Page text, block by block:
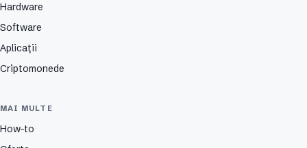
Hardware
Software
Aplicații
Criptomonede
MAI MULTE
How-to